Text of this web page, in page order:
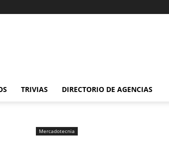
TRIVIAS DIRECTORIO DE AGENCIAS
Mercadotecnia